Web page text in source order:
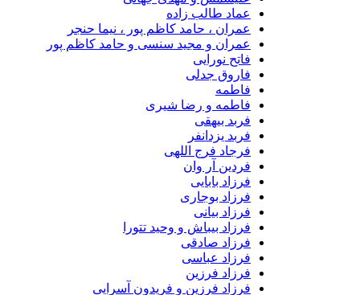
عماد طالب زاده
عمران ، حامد کاظم پور ، نیما حنجر
عمران و مجید سنسی و حامد کاظم پور
فاتح نورایی
فاروق جدلی
فاطمه
فاطمه و رضا شیری
فربد بیهقی
فربد یزدانفر
فرجاد فرج اللهی
فردین آر وان
فرزاد بابایی
فرزاد بوجاری
فرزاد بیانی
فرزاد بیباش و وحید تتورا
فرزاد صادقی
فرزاد عباسی
فرزاد فرزین
فرزاد فرزین و فریدون آسرایی